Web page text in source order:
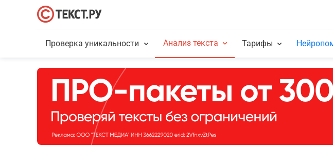
Проверка уникальности Анализ текста Тарифы